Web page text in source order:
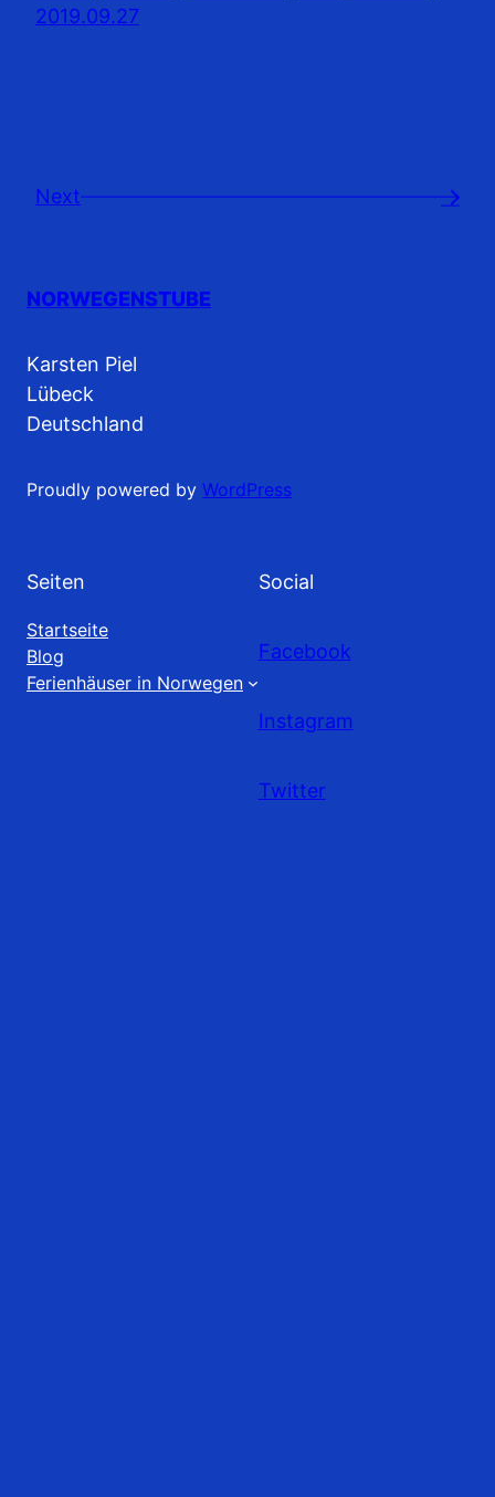
2019.09.27
Next →
NORWEGENSTUBE
Karsten Piel
Lübeck
Deutschland
Proudly powered by WordPress
Seiten
Startseite
Blog
Ferienhäuser in Norwegen
Social
Facebook
Instagram
Twitter